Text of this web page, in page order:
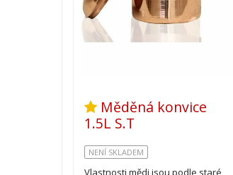
Měděná konvice
1.5L S.T
NENÍ SKLADEM
Vlastnosti mědi jsou podle staré